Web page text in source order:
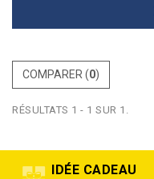
COMPARER (0)
RÉSULTATS 1 - 1 SUR 1.
IDÉE CADEAU